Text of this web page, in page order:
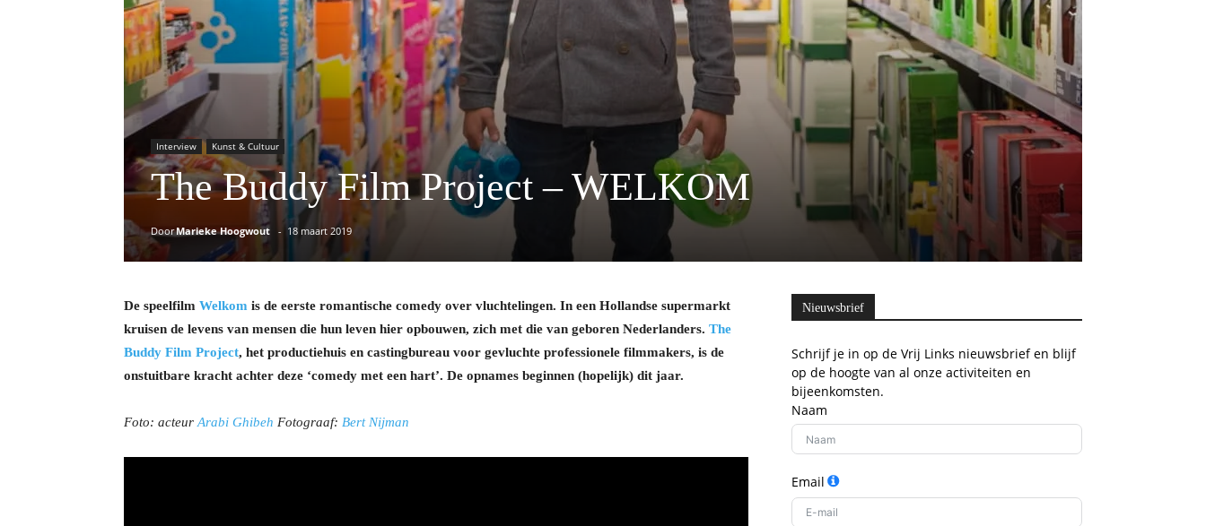
Interview Kunst & Cultuur
The Buddy Film Project – WELKOM
DoorMarieke Hoogwout - 18 maart 2019
De speelfilm Welkom is de eerste romantische comedy over vluchtelingen. In een Hollandse supermarkt
kruisen de levens van mensen die hun leven hier opbouwen, zich met die van geboren Nederlanders. The
Buddy Film Project, het productiehuis en castingbureau voor gevluchte professionele filmmakers, is de
onstuitbare kracht achter deze ‘comedy met een hart’. De opnames beginnen (hopelijk) dit jaar.
Foto: acteur Arabi Ghibeh Fotograaf: Bert Nijman
Nieuwsbrief
Schrijf je in op de Vrij Links nieuwsbrief en blijf
op de hoogte van al onze activiteiten en
bijeenkomsten.
Naam
Email